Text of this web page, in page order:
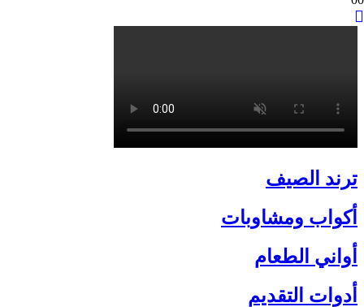
ترند الصيف
أكواب ومشاوبات
أواني الطعام
أدوات التقديم